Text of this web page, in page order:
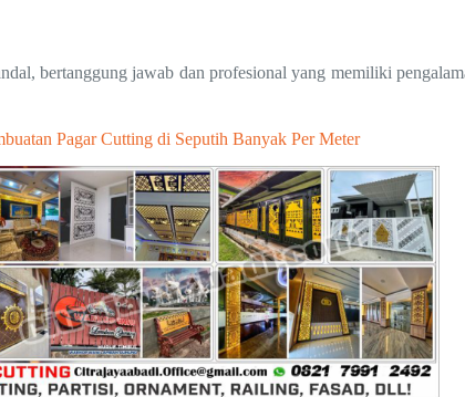
bertanggung jawab dan profesional yang memiliki
Pagar Cutting di Seputih Banyak Per Meter